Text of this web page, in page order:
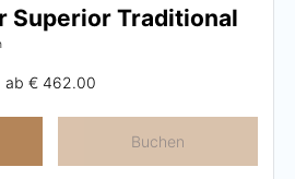
Superior Traditional
ab € 462.00
Buchen